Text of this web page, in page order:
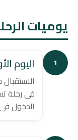
يوميات
1 اليوم
فى رحلة
الدخول